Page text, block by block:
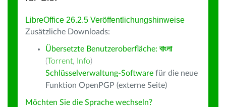
LibreOffice 26.2.5 Veröffentlichungshinweise
Zusätzliche Downloads:
Übersetzte Benutzeroberfläche: বাংলা
(Torrent, Info)
Schlüsselverwaltung-Software für die neue
Funktion OpenPGP (externe Seite)
Möchten Sie die Sprache wechseln?